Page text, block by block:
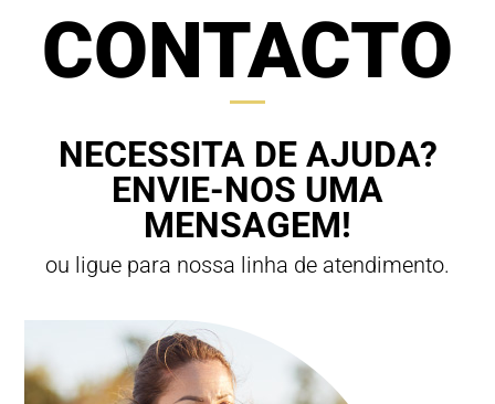
CONTACTO
NECESSITA DE AJUDA?
ENVIE-NOS UMA
MENSAGEM!
ou ligue para nossa linha de atendimento.